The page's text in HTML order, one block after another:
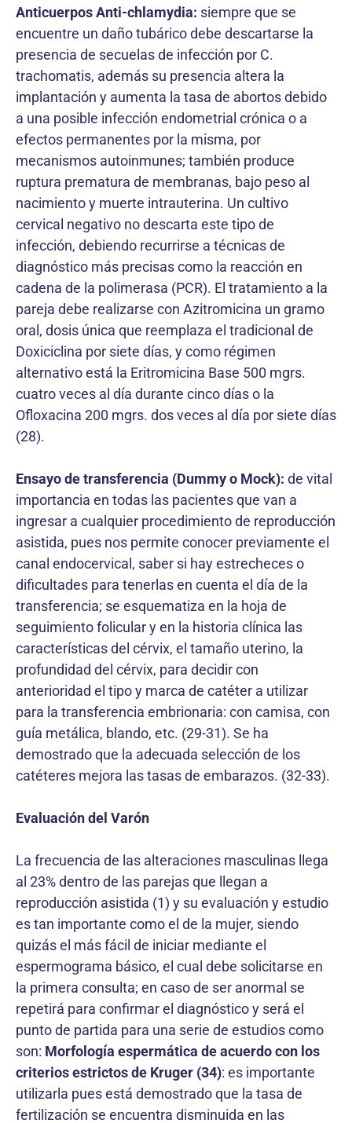
Anticuerpos Anti-chlamydia: siempre que se
encuentre un daño tubárico debe descartarse la
presencia de secuelas de infección por C.
trachomatis, además su presencia altera la
implantación y aumenta la tasa de abortos debido
a una posible infección endometrial crónica o a
efectos permanentes por la misma, por
mecanismos autoinmunes; también produce
ruptura prematura de membranas, bajo peso al
nacimiento y muerte intrauterina. Un cultivo
cervical negativo no descarta este tipo de
infección, debiendo recurrirse a técnicas de
diagnóstico más precisas como la reacción en
cadena de la polimerasa (PCR). El tratamiento a la
pareja debe realizarse con Azitromicina un gramo
oral, dosis única que reemplaza el tradicional de
Doxiciclina por siete días, y como régimen
alternativo está la Eritromicina Base 500 mgrs.
cuatro veces al día durante cinco días o la
Ofloxacina 200 mgrs. dos veces al día por siete días
(28).
Ensayo de transferencia (Dummy o Mock): de vital
importancia en todas las pacientes que van a
ingresar a cualquier procedimiento de reproducción
asistida, pues nos permite conocer previamente el
canal endocervical, saber si hay estrecheces o
dificultades para tenerlas en cuenta el día de la
transferencia; se esquematiza en la hoja de
seguimiento folicular y en la historia clínica las
características del cérvix, el tamaño uterino, la
profundidad del cérvix, para decidir con
anterioridad el tipo y marca de catéter a utilizar
para la transferencia embrionaria: con camisa, con
guía metálica, blando, etc. (29-31). Se ha
demostrado que la adecuada selección de los
catéteres mejora las tasas de embarazos. (32-33).
Evaluación del Varón
La frecuencia de las alteraciones masculinas llega
al 23% dentro de las parejas que llegan a
reproducción asistida (1) y su evaluación y estudio
es tan importante como el de la mujer, siendo
quizás el más fácil de iniciar mediante el
espermograma básico, el cual debe solicitarse en
la primera consulta; en caso de ser anormal se
repetirá para confirmar el diagnóstico y será el
punto de partida para una serie de estudios como
son: Morfología espermática de acuerdo con los
criterios estrictos de Kruger (34): es importante
utilizarla pues está demostrado que la tasa de
fertilización se encuentra disminuida en las